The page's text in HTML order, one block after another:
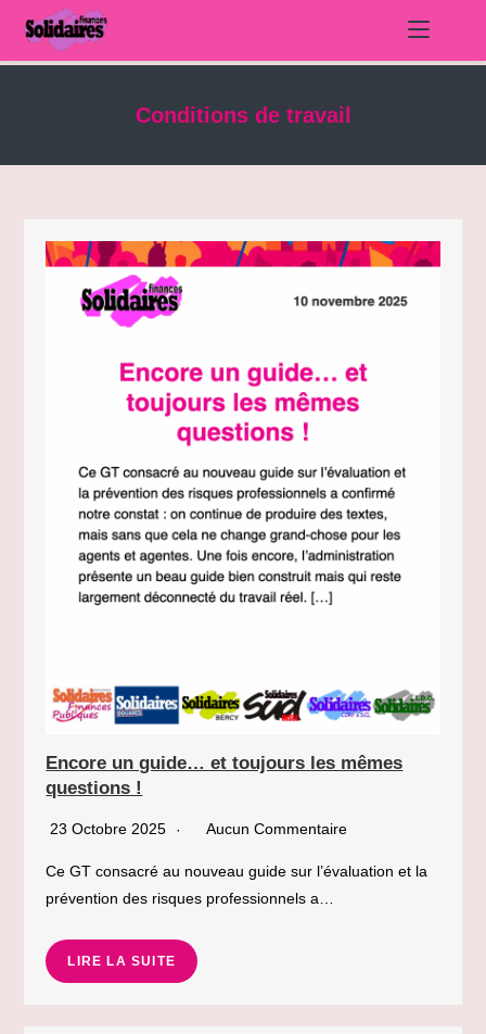
Conditions de travail
Encore un guide… et toujours les mêmes
questions !
23 Octobre 2025 Aucun Commentaire
Ce GT consacré au nouveau guide sur l’évaluation et la
prévention des risques professionnels a…
LIRE LA SUITE